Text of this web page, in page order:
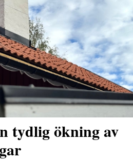
tydlig ökning av